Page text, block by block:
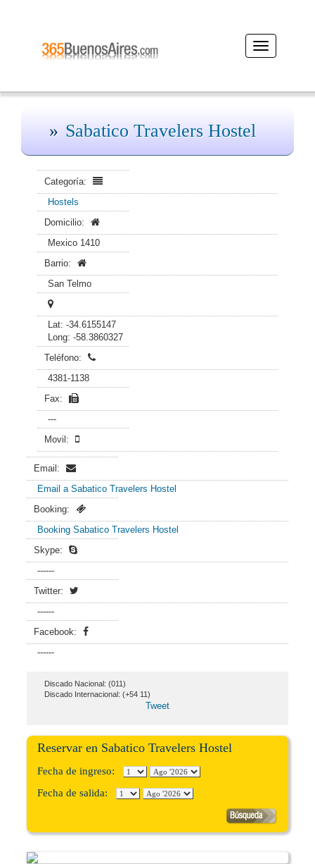
Desplegar
navegación
Sabatico Travelers Hostel
Categoría:
Hostels
Domicilio:
Mexico 1410
Barrio:
San Telmo
Lat: -34.6155147
Long: -58.3860327
Teléfono:
4381-1138
Fax:
---
Movil:
Email:
Email a Sabatico Travelers Hostel
Booking:
Booking Sabatico Travelers Hostel
Skype:
------
Twitter:
------
Facebook:
------
Discado Nacional: (011)
Discado Internacional: (+54 11)
Tweet
Reservar en Sabatico Travelers Hostel
Fecha de ingreso:
Fecha de salida: